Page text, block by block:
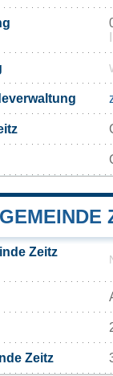
Zeitz
Zeitz